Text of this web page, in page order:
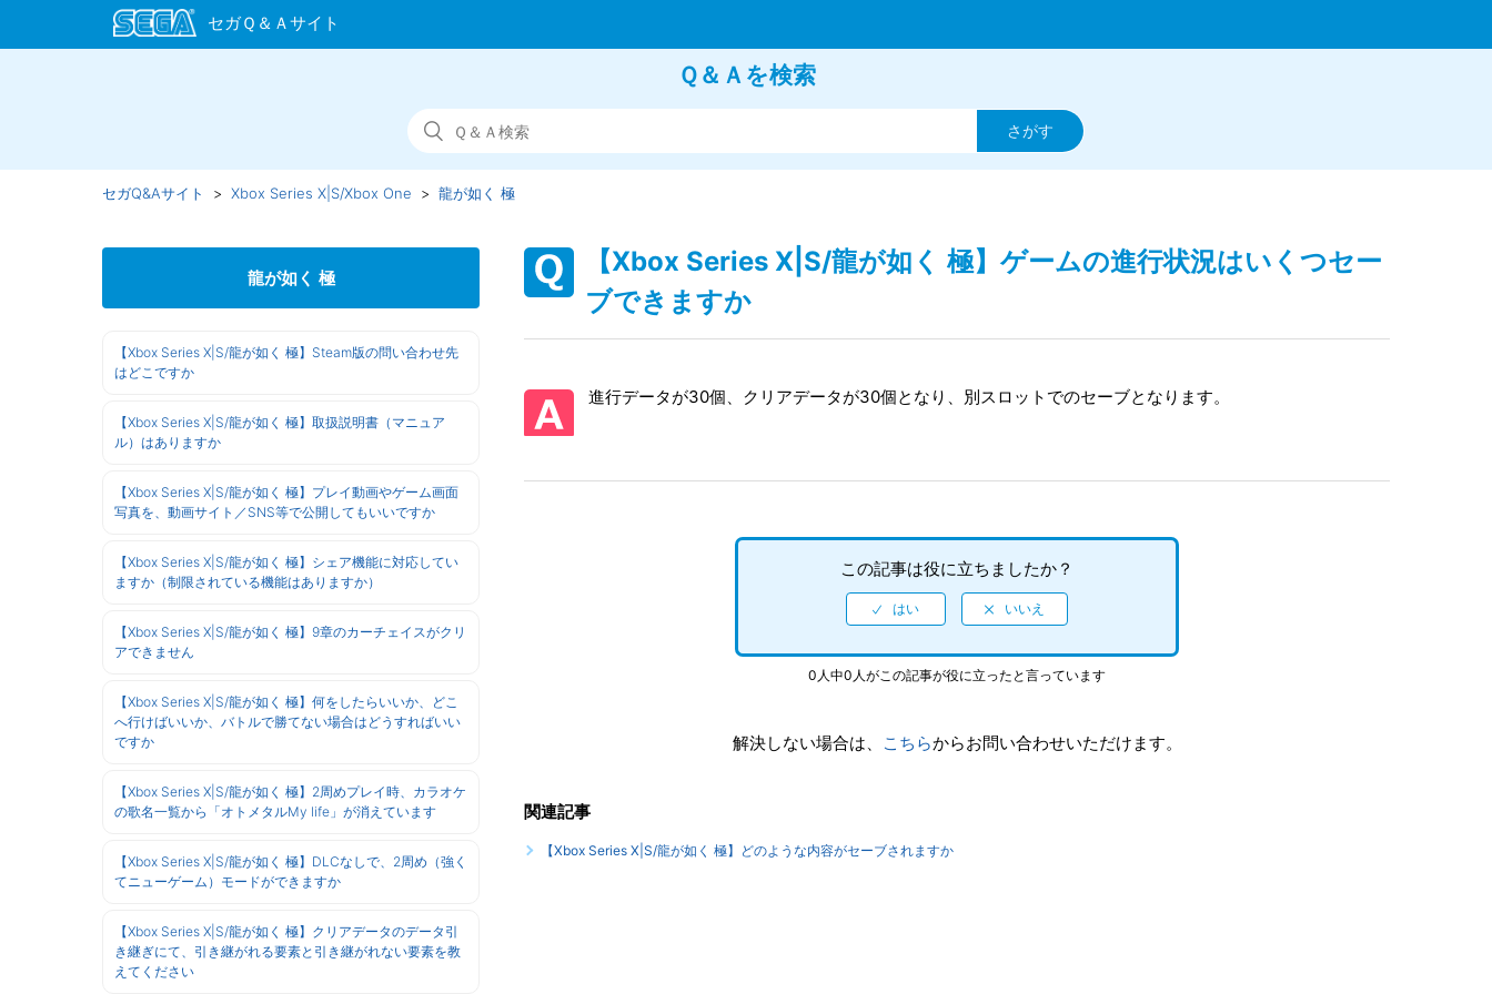
Ｑ＆Ａを検索
セガQ&Aサイト Xbox Series X|S/Xbox One 龍が如く 極
龍が如く 極
【Xbox Series X|S/龍が如く 極】Steam版の問い合わせ先
はどこですか
【Xbox Series X|S/龍が如く 極】取扱説明書（マニュア
ル）はありますか
【Xbox Series X|S/龍が如く 極】プレイ動画やゲーム画面
写真を、動画サイト／SNS等で公開してもいいですか
【Xbox Series X|S/龍が如く 極】シェア機能に対応してい
ますか（制限されている機能はありますか）
【Xbox Series X|S/龍が如く 極】9章のカーチェイスがクリ
アできません
【Xbox Series X|S/龍が如く 極】何をしたらいいか、どこ
へ行けばいいか、バトルで勝てない場合はどうすればいい
ですか
【Xbox Series X|S/龍が如く 極】2周めプレイ時、カラオケ
の歌名一覧から「オトメタルMy life」が消えています
【Xbox Series X|S/龍が如く 極】DLCなしで、2周め（強く
てニューゲーム）モードができますか
【Xbox Series X|S/龍が如く 極】クリアデータのデータ引
き継ぎにて、引き継がれる要素と引き継がれない要素を教
えてください
【Xbox Series X|S/龍が如く 極】ゲームの進行状況はいくつセー
ブできますか
進行データが30個、クリアデータが30個となり、別スロットでのセーブとなります。
この記事は役に立ちましたか？
0人中0人がこの記事が役に立ったと言っています
解決しない場合は、 こちらからお問い合わせいただけます。
関連記事
【Xbox Series X|S/龍が如く 極】どのような内容がセーブされますか